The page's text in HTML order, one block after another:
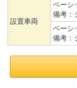
設置車両
ベーシ
備考：
ベーシ
備考：